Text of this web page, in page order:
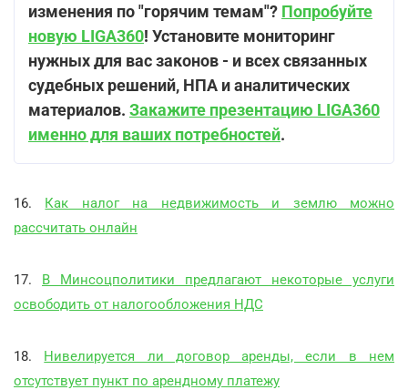
изменения по "горячим темам"? Попробуйте
новую LIGA360! Установите мониторинг
нужных для вас законов - и всех связанных
судебных решений, НПА и аналитических
материалов. Закажите презентацию LIGA360
именно для ваших потребностей.
16. Как налог на недвижимость и землю можно
рассчитать онлайн
17. В Минсоцполитики предлагают некоторые услуги
освободить от налогообложения НДС
18. Нивелируется ли договор аренды, если в нем
отсутствует пункт по арендному платежу